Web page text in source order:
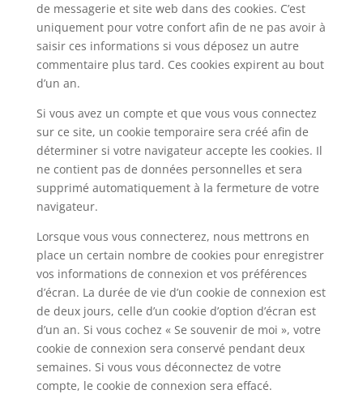
de messagerie et site web dans des cookies. C’est
uniquement pour votre confort afin de ne pas avoir à
saisir ces informations si vous déposez un autre
commentaire plus tard. Ces cookies expirent au bout
d’un an.
Si vous avez un compte et que vous vous connectez
sur ce site, un cookie temporaire sera créé afin de
déterminer si votre navigateur accepte les cookies. Il
ne contient pas de données personnelles et sera
supprimé automatiquement à la fermeture de votre
navigateur.
Lorsque vous vous connecterez, nous mettrons en
place un certain nombre de cookies pour enregistrer
vos informations de connexion et vos préférences
d’écran. La durée de vie d’un cookie de connexion est
de deux jours, celle d’un cookie d’option d’écran est
d’un an. Si vous cochez « Se souvenir de moi », votre
cookie de connexion sera conservé pendant deux
semaines. Si vous vous déconnectez de votre
compte, le cookie de connexion sera effacé.